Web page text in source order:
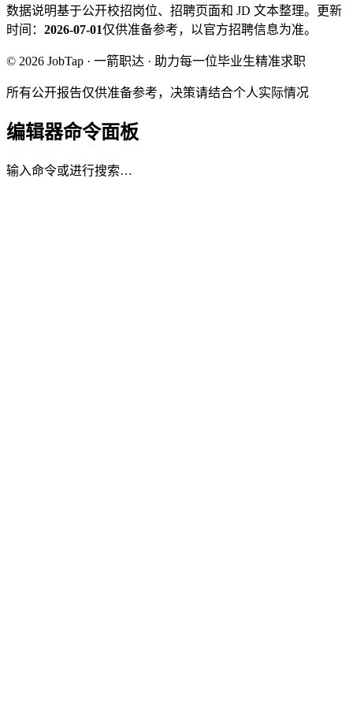
数据说明基于公开校招岗位、招聘页面和 JD 文本整理。
更新
时间： 2026-07-01仅供准备参考，以官方招聘信息为准。
© 2026 JobTap · 一箭职达 · 助力每一位毕业生精准求职
所有公开报告仅供准备参考，决策请结合个人实际情况
编辑器命令面板
输入命令或进行搜索…